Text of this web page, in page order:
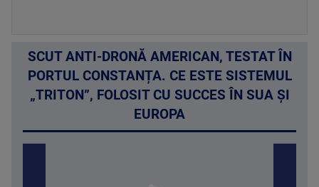
SCUT ANTI-DRONĂ AMERICAN, TESTAT ÎN
PORTUL CONSTANȚA. CE ESTE SISTEMUL
„TRITON”, FOLOSIT CU SUCCES ÎN SUA ȘI
EUROPA